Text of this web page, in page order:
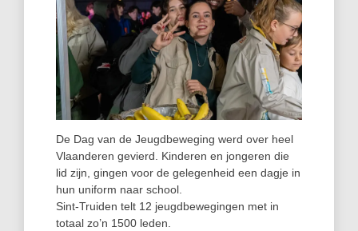
De Dag van de Jeugdbeweging werd over heel
Vlaanderen gevierd. Kinderen en jongeren die
lid zijn, gingen voor de gelegenheid een dagje in
hun uniform naar school.
Sint-Truiden telt 12 jeugdbewegingen met in
totaal zo’n 1500 leden.